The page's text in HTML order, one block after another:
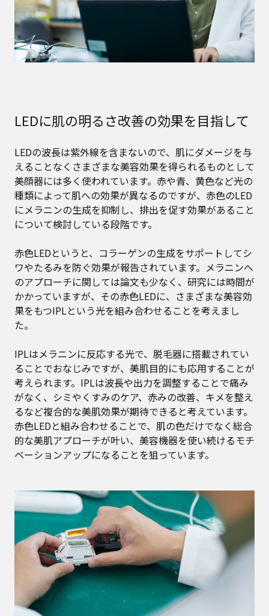
LEDに肌の明るさ改善の効果を目指して
LEDの波長は紫外線を含まないので、肌にダメージを与
えることなくさまざまな美容効果を得られるものとして
美顔器には多く使われています。赤や青、黄色など光の
種類によって肌への効果が異なるのですが、赤色のLED
にメラニンの生成を抑制し、排出を促す効果があること
について検討している段階です。
赤色LEDというと、コラーゲンの生成をサポートしてシ
ワやたるみを防ぐ効果が報告されています。メラニンへ
のアプローチに関しては論文も少なく、研究には時間が
かかっていますが、その赤色LEDに、さまざまな美容効
果をもつIPLという光を組み合わせることを考えまし
た。
IPLはメラニンに反応する光で、脱毛器に搭載されてい
ることでおなじみですが、美肌目的にも応用することが
考えられます。IPLは波長や出力を調整することで痛み
がなく、シミやくすみのケア、赤みの改善、キメを整え
るなど複合的な美肌効果が期待できると考えています。
赤色LEDと組み合わせることで、肌の色だけでなく総合
的な美肌アプローチが叶い、美容機器を使い続けるモチ
ベーションアップになることを狙っています。